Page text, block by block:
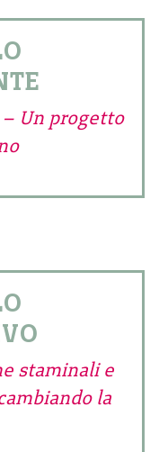
– Un progetto
staminali e
la